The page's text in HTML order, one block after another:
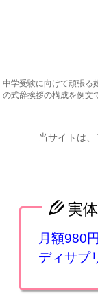
中学受験に向けて頑張る
の式辞挨拶の構成を例文
当サイトは、
実
月額980
ディサプ